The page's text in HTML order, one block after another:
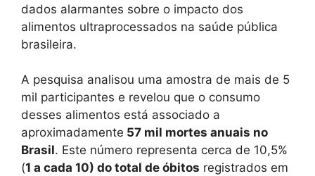
dados alarmantes sobre o impacto dos
alimentos ultraprocessados na saúde pública
brasileira.
A pesquisa analisou uma amostra de mais de 5
mil participantes e revelou que o consumo
desses alimentos está associado a
aproximadamente 57 mil mortes anuais no
Brasil. Este número representa cerca de 10,5%
(1 a cada 10) do total de óbitos registrados em